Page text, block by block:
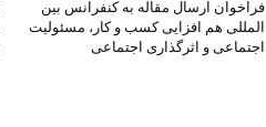
فراخوان ارسال مقاله به کنفرانس بین
المللی هم افزایی کسب و کار، مسئولیت
اجتماعی و اثرگذاری اجتماعی